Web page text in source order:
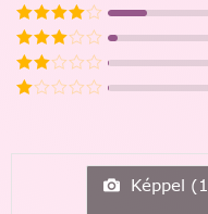
Képpel (